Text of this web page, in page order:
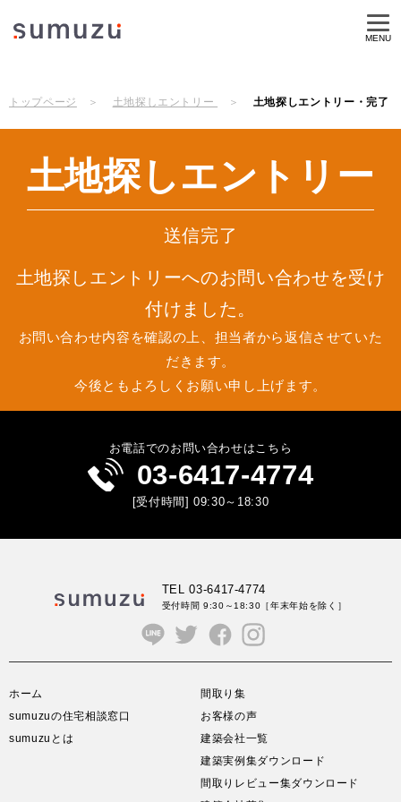
MENU
トップページ 土地探しエントリー 土地探しエントリー・完了
土地探しエントリー
送信完了
土地探しエントリーへのお問い合わせを受け
付けました。
お問い合わせ内容を確認の上、担当者から返信させていた
だきます。
今後ともよろしくお願い申し上げます。
お電話でのお問い合わせはこちら
03-6417-4774
[受付時間] 09:30～18:30
TEL 03-6417-4774
受付時間 9:30～18:30 ［年末年始を除く］
ホーム
sumuzuの住宅相談窓口
sumuzuとは
間取り集
お客様の声
建築会社一覧
建築実例集ダウンロード
間取りレビュー集ダウンロード